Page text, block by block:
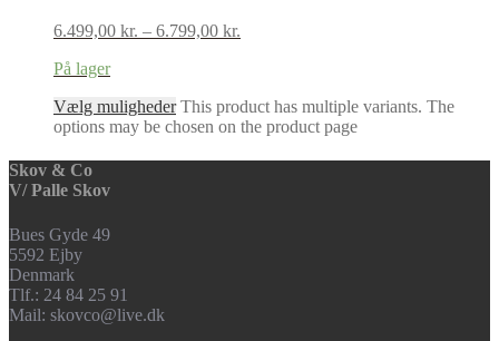
6.499,00 kr. – 6.799,00 kr.
På lager
Vælg mulighederThis product has multiple variants. The
options may be chosen on the product page
Skov & Co
V/ Palle Skov
Bues Gyde 49
5592 Ejby
Denmark
Tlf.: 24 84 25 91
Mail: skovco@live.dk